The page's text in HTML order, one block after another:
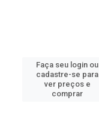
Faça seu login ou
cadastre-se para
ver preços e
comprar